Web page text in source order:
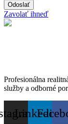
Odoslať
Zavolať ihneď
Profesionálna
služby a odborné
Linkedin